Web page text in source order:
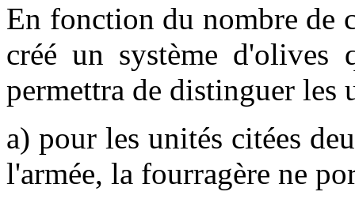
En fonction du nombre de
créé un système d'olives
permettra de distinguer les
a) pour les unités citées
l'armée, la fourragère ne